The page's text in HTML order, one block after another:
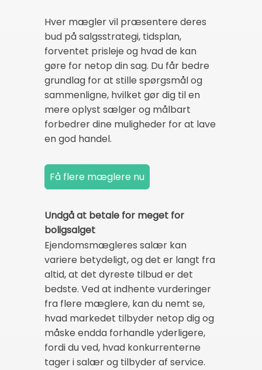
Hver mægler vil præsentere deres
bud på salgsstrategi, tidsplan,
forventet prisleje og hvad de kan
gøre for netop din sag. Du får bedre
grundlag for at stille spørgsmål og
sammenligne, hvilket gør dig til en
mere oplyst sælger og målbart
forbedrer dine muligheder for at lave
en god handel.
Undgå at betale for meget for
boligsalget
Ejendomsmægleres salær kan
variere betydeligt, og det er langt fra
altid, at det dyreste tilbud er det
bedste. Ved at indhente vurderinger
fra flere mæglere, kan du nemt se,
hvad markedet tilbyder netop dig og
måske endda forhandle yderligere,
fordi du ved, hvad konkurrenterne
tager i salær og tilbyder af service.